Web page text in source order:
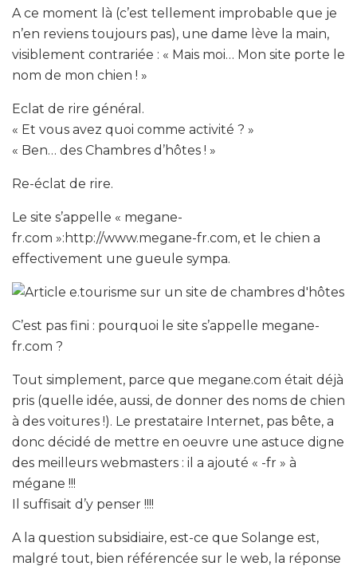
A ce moment là (c’est tellement improbable que je
n’en reviens toujours pas), une dame lève la main,
visiblement contrariée : « Mais moi… Mon site porte le
nom de mon chien ! »
Eclat de rire général.
« Et vous avez quoi comme activité ? »
« Ben… des Chambres d’hôtes ! »
Re-éclat de rire.
Le site s’appelle « megane-
fr.com »:http://www.megane-fr.com, et le chien a
effectivement une gueule sympa.
C’est pas fini : pourquoi le site s’appelle megane-
fr.com ?
Tout simplement, parce que megane.com était déjà
pris (quelle idée, aussi, de donner des noms de chien
à des voitures !). Le prestataire Internet, pas bête, a
donc décidé de mettre en oeuvre une astuce digne
des meilleurs webmasters : il a ajouté « -fr » à
mégane !!!
Il suffisait d’y penser !!!!
A la question subsidiaire, est-ce que Solange est,
malgré tout, bien référencée sur le web, la réponse